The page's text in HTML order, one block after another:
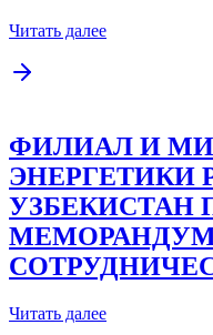
Читать далее
ФИЛИАЛ И
ЭНЕРГЕТИКИ
УЗБЕКИСТАН
Читать далее